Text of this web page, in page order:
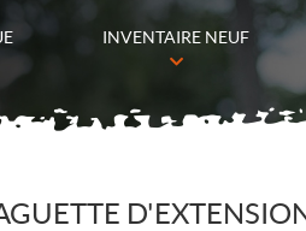
INVENTAIRE NEUF